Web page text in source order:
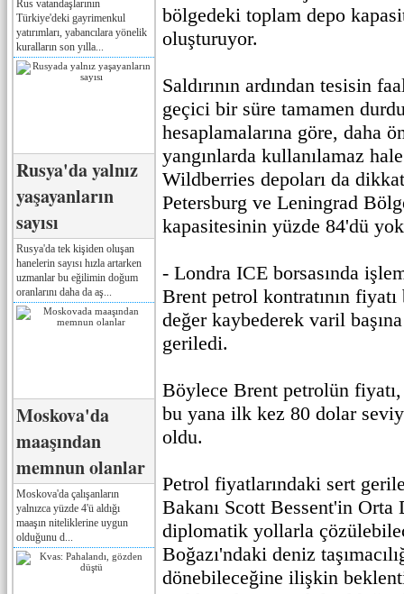
Rus vatandaşlarının
Türkiye'deki gayrimenkul
yatırımları, yabancılara yönelik
kuralların son yılla...
Rusya'da yalnız
yaşayanların
sayısı
Rusya'da tek kişiden oluşan
hanelerin sayısı hızla artarken
uzmanlar bu eğilimin doğum
oranlarını daha da aş...
Moskova'da
maaşından
memnun olanlar
Moskova'da çalışanların
yalnızca yüzde 4'ü aldığı
maaşın niteliklerine uygun
olduğunu d...
bölgedeki toplam depo
oluşturuyor.
Saldırının ardından tesisin
geçici bir süre tamamen
hesaplamalarına göre, daha
yangınlarda kullanılamaz
Wildberries depoları da
Petersburg ve Leningrad
kapasitesinin yüzde 84'dü
- Londra ICE borsasında
Brent petrol kontratının
değer kaybederek varil
geriledi.
Böylece Brent petrolün
bu yana ilk kez 80 dolar
oldu.
Petrol fiyatlarındaki sert
Bakanı Scott Bessent'in
diplomatik yollarla
Boğazı'ndaki deniz
dönebileceğine ilişkin